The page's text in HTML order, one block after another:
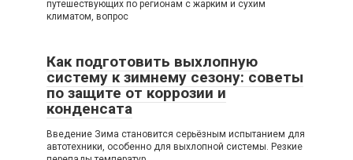
путешествующих по регионам с жарким и сухим
климатом, вопрос
Как подготовить выхлопную
систему к зимнему сезону: советы
по защите от коррозии и
конденсата
Введение Зима становится серьёзным испытанием для
автотехники, особенно для выхлопной системы. Резкие